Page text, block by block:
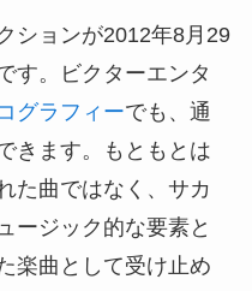
ションが2012年8月29
す。ビクターエンタ
グラフィーでも、通
きます。もともとは
た曲ではなく、サカ
ージック的な要素と
楽曲として受け止め